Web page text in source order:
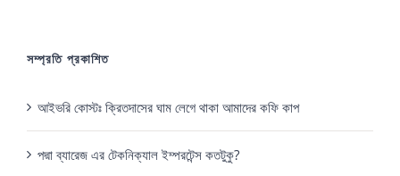
সম্প্রতি প্রকাশিত
আইভরি কোস্টঃ ক্রিতদাসের ঘাম লেগে থাকা আমাদের কফি কাপ
পদ্মা ব্যারেজ এর টেকনিক্যাল ইম্পরটেন্স কতটুকু?